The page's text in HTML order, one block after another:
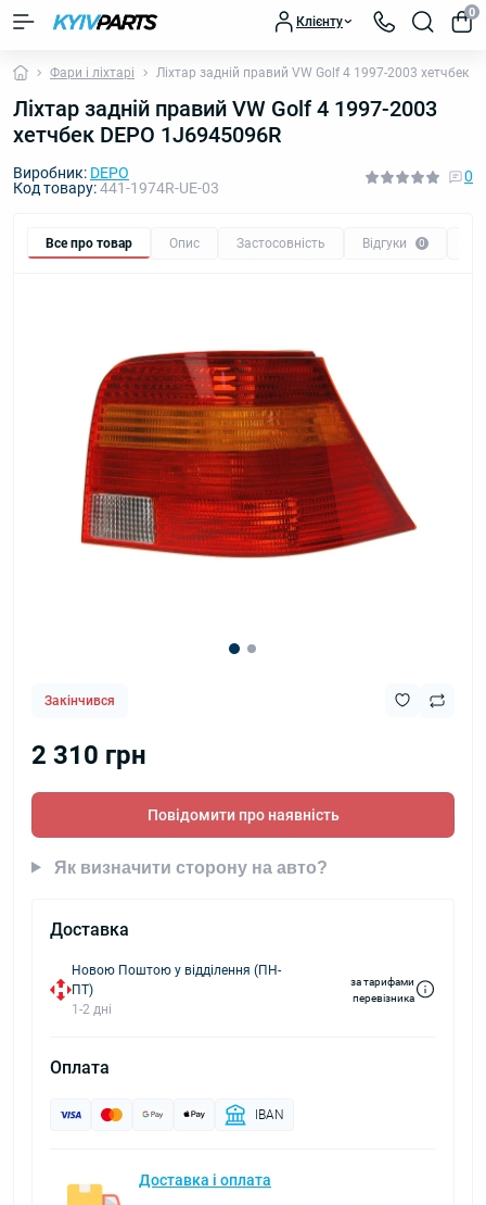
Клієнту
0
Фари і ліхтарі Ліхтар задній правий VW Golf 4 1997-2003 хетчбек
Ліхтар задній правий VW Golf 4 1997-2003
хетчбек DEPO 1J6945096R
Виробник: DEPO
Код товару:441-1974R-UE-03
0
Все про товар Опис Застосовність Відгуки 0
Закінчився
2 310 грн
Повідомити про наявність
Як визначити сторону на авто?
Доставка
Новою Поштою у відділення (ПН-
ПТ)
1-2 дні
за тарифами
перевізника
Оплата
IBAN
Доставка і оплата